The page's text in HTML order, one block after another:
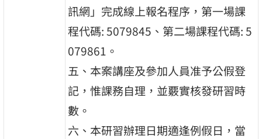
訊網」完成線上報名程序，第一場課
程代碼: 5079845、第二場課程代碼: 5
079861。
五、本案講座及參加人員准予公假登
記，惟課務自理，並覈實核發研習時
數。
六、本研習辦理日期適逢例假日，當